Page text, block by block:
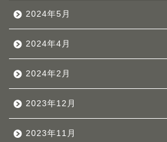
2024年5月
2024年4月
2024年2月
2023年12月
2023年11月